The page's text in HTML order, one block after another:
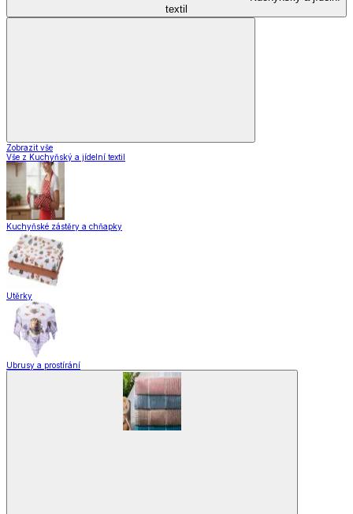
textil
Zobrazit vše
Vše z Kuchyňský a jídelní textil
Kuchyňské zástěry a chňapky
Utěrky
Ubrusy a prostírání